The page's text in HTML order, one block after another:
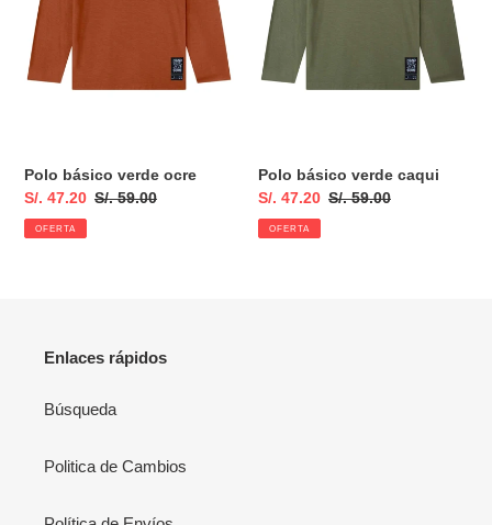
Polo básico verde ocre
Precio
de
venta
S/. 47.20 Precio
S/. 59.00
OFERTA
Polo básico verde caqui
Precio
de
venta
S/. 47.20 Precio
S/. 59.00
OFERTA
Enlaces rápidos
Búsqueda
Politica de Cambios